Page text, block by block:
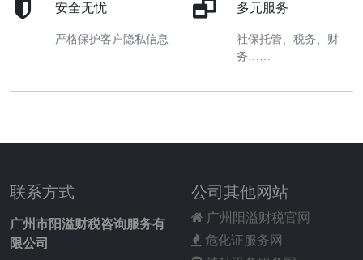
安全无忧
严格保护客户隐私信息
多元服务
社保托管、税务、财
务……
联系方式
广州市阳溢财税咨询服务有
限公司
公司其他网站
广州阳溢财税官网
危化证服务网